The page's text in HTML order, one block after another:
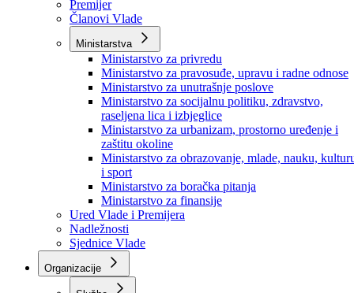
Vlada
Vlada BPK Goražde
Premijer
Članovi Vlade
Ministarstva
Ministarstvo za privredu
Ministarstvo za pravosuđe, upravu i radne odnose
Ministarstvo za unutrašnje poslove
Ministarstvo za socijalnu politiku, zdravstvo,
raseljena lica i izbjeglice
Ministarstvo za urbanizam, prostorno uređenje i
zaštitu okoline
Ministarstvo za obrazovanje, mlade, nauku,
i sport
Ministarstvo za boračka pitanja
Ministarstvo za finansije
Ured Vlade i Premijera
Nadležnosti
Sjednice Vlade